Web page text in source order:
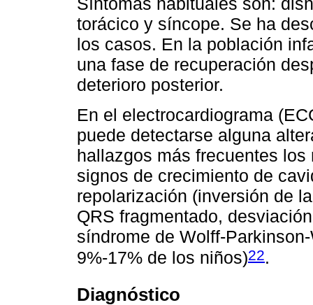
torácico y síncope. Se ha
los casos. En la población
una fase de recuperación
deterioro posterior.
En el electrocardiograma
puede detectarse alguna
hallazgos más frecuentes
signos de crecimiento de
repolarización (inversión de
QRS fragmentado,
síndrome de Wolff-
9%-17% de los niños)22.
Diagnóstico